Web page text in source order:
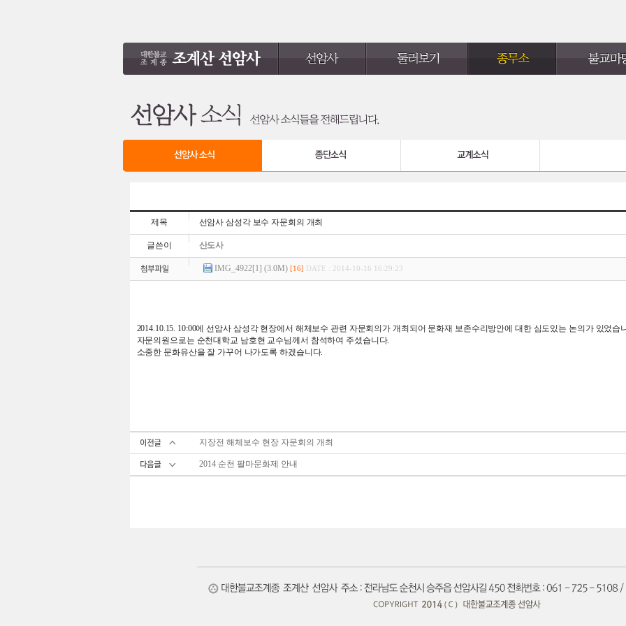
제목 선암사 삼성각 보수 자문회의 개최
글쓴이 산도사
IMG_4922[1] (3.0M) [16] DATE : 2014-10-16 16:29:23
2014.10.15. 10:00에 선암사 삼성각 현장에서 해체보수 관련 자문회의가 개최되어 문화재 보존수리방안에 대한 심도있는 논의가 있었습
자문의원으로는 순천대학교 남호현 교수님께서 참석하여 주셨습니다.
소중한 문화유산을 잘 가꾸어 나가도록 하겠습니다.
지장전 해체보수 현장 자문회의 개최
2014 순천 팔마문화제 안내